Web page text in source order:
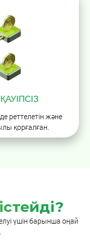
реттелетін және
қорғалған.
үшін барынша оңай